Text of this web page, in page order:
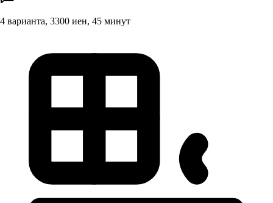
4 варианта, 3300 иен, 45 минут